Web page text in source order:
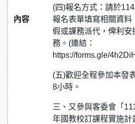
內容
(四)報名方式：請於
報名表單填寫相關資料
假或課務派代，俾利安
務。(連結：
https://forms.gle/
(五)歡迎全程參加本發
8小時。
三、又參與客委會「
年國教校訂課程實施計